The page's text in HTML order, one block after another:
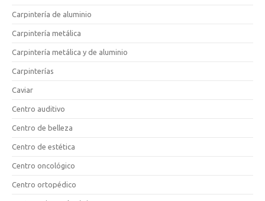
Carpintería de aluminio
Carpintería metálica
Carpintería metálica y de aluminio
Carpinterías
Caviar
Centro auditivo
Centro de belleza
Centro de estética
Centro oncológico
Centro ortopédico